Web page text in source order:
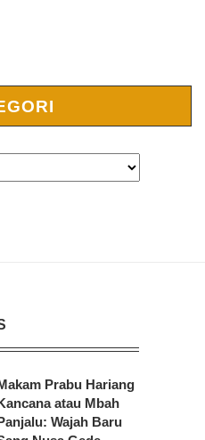
Prabu Hariang
atau Mbah
Wajah Baru